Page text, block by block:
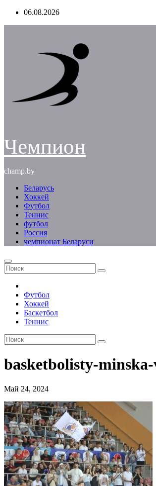
Перейти06.08.2026
Чемпион
champ.by
Беларусь
Хоккей
Футбол
Теннис
футбол
Россия
чемпионат Беларуси
Футбол
Хоккей
Баскетбол
Теннис
basketbolisty-
Май 24, 2024